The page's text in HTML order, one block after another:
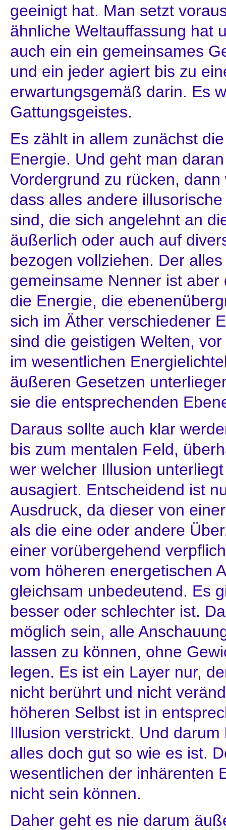
geeinigt hat. Man setzt
ähnliche Weltauffassung hat
auch ein ein gemeinsames
und ein jeder agiert bis zu
erwartungsgemäß darin. Es
Gattungsgeistes.
Es zählt in allem zunächst
Energie. Und geht man
Vordergrund zu rücken,
dass alles andere
sind, die sich angelehnt an
äußerlich oder auch auf
bezogen vollziehen. Der
gemeinsame Nenner ist
die Energie, die
sich im Äther verschiedener
sind die geistigen Welten,
im wesentlichen
äußeren Gesetzen
sie die entsprechenden
Daraus sollte auch klar
bis zum mentalen Feld,
wer welcher Illusion
ausagiert. Entscheidend ist
Ausdruck, da dieser von
als die eine oder andere
einer vorübergehend
vom höheren energetischen
gleichsam unbedeutend. Es
besser oder schlechter ist.
möglich sein, alle
lassen zu können, ohne
legen. Es ist ein Layer nur,
nicht berührt und nicht
höheren Selbst ist in
Illusion verstrickt. Und
alles doch gut so wie es ist.
wesentlichen der inhärenten
nicht sein können.
Daher geht es nie darum